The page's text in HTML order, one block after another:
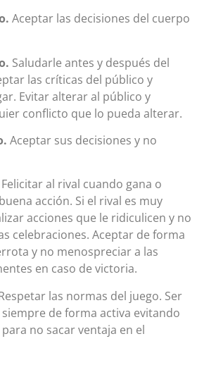
Aceptar las decisiones del cuerpo
Saludarle antes y después del
las críticas del público y
Evitar alterar al público y
conflicto que lo pueda alterar.
Aceptar sus decisiones y no
Felicitar al rival cuando gana o
acción. Si el rival es muy
acciones que le ridiculicen y no
celebraciones. Aceptar de forma
y no menospreciar a las
en caso de victoria.
las normas del juego. Ser
siempre de forma activa evitando
no sacar ventaja en el